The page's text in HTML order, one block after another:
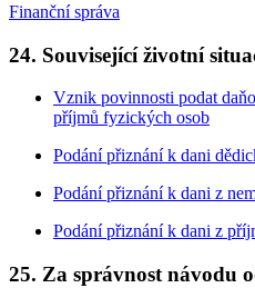
Finanční správa
24. Související životní
Vznik povinnosti podat
příjmů fyzických osob
Podání přiznání k dani
Podání přiznání k dani z
Podání přiznání k dani z
25. Za správnost návodu